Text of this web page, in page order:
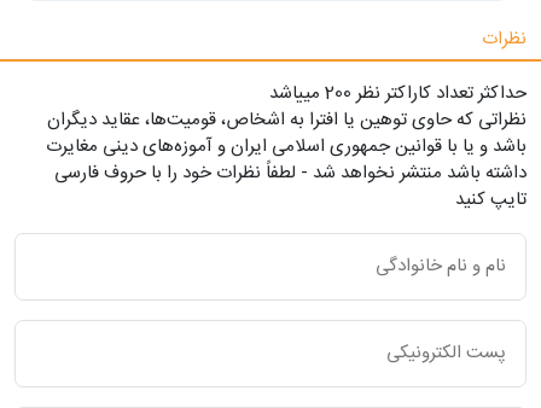
نظرات
حداکثر تعداد کاراکتر نظر 200 ميياشد
نظراتی که حاوی توهین یا افترا به اشخاص، قومیت‌ها، عقاید دیگران
باشد و یا با قوانین جمهوری اسلامی ایران و آموزه‌های دینی مغایرت
داشته باشد منتشر نخواهد شد - لطفاً نظرات خود را با حروف فارسی
تایپ کنید